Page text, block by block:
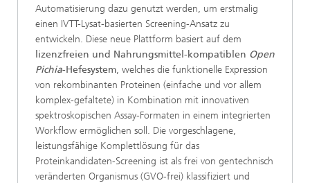
Automatisierung dazu genutzt werden, um erstmalig
einen IVTT-Lysat-basierten Screening-Ansatz zu
entwickeln. Diese neue Plattform basiert auf dem
lizenzfreien und Nahrungsmittel-kompatiblen Open
Pichia-Hefesystem, welches die funktionelle Expression
von rekombinanten Proteinen (einfache und vor allem
komplex-gefaltete) in Kombination mit innovativen
spektroskopischen Assay-Formaten in einem integrierten
Workflow ermöglichen soll. Die vorgeschlagene,
leistungsfähige Komplettlösung für das
Proteinkandidaten-Screening ist als frei von gentechnisch
veränderten Organismus (GVO-frei) klassifiziert und